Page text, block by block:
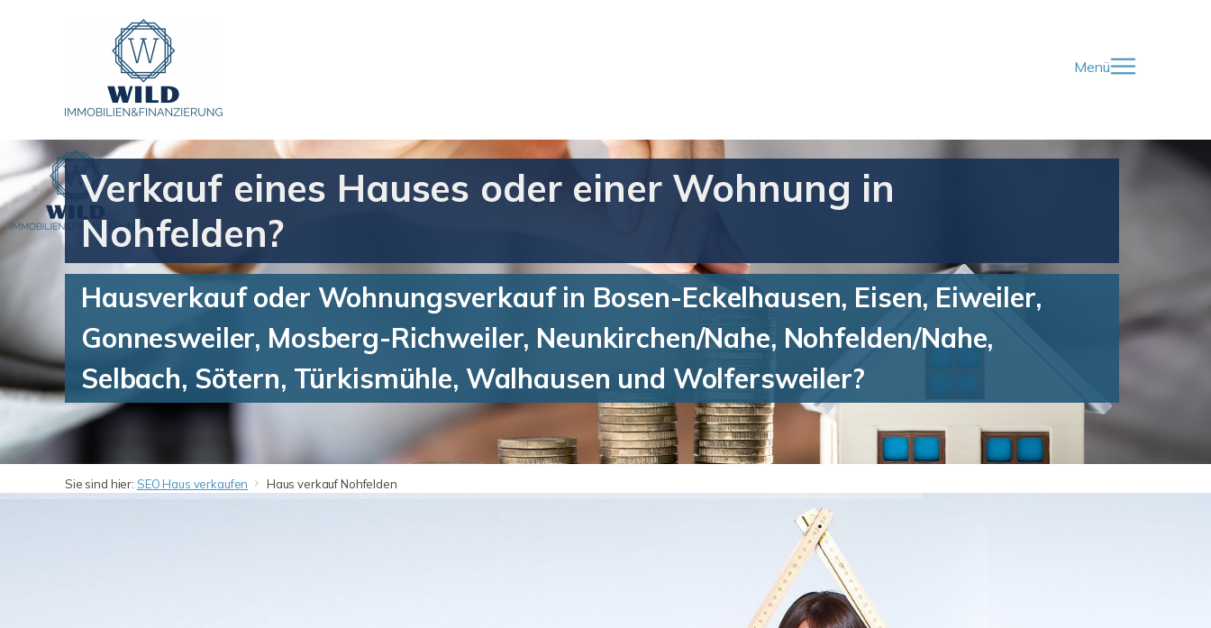
Menü
Verkauf eines Hauses oder einer Wohnung in
Nohfelden?
Hausverkauf oder Wohnungsverkauf in Bosen-Eckelhausen, Eisen, Eiweiler,
Gonnesweiler, Mosberg-Richweiler, Neunkirchen/Nahe, Nohfelden/Nahe,
Selbach, Sötern, Türkismühle, Walhausen und Wolfersweiler?
Sie sind hier: SEO Haus verkaufen Haus verkauf Nohfelden